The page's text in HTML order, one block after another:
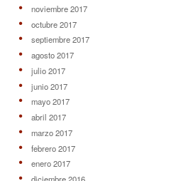
noviembre 2017
octubre 2017
septiembre 2017
agosto 2017
julio 2017
junio 2017
mayo 2017
abril 2017
marzo 2017
febrero 2017
enero 2017